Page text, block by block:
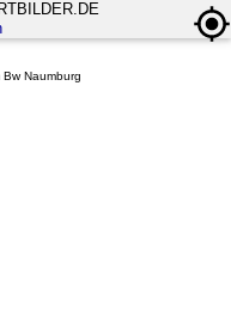
Naumburg